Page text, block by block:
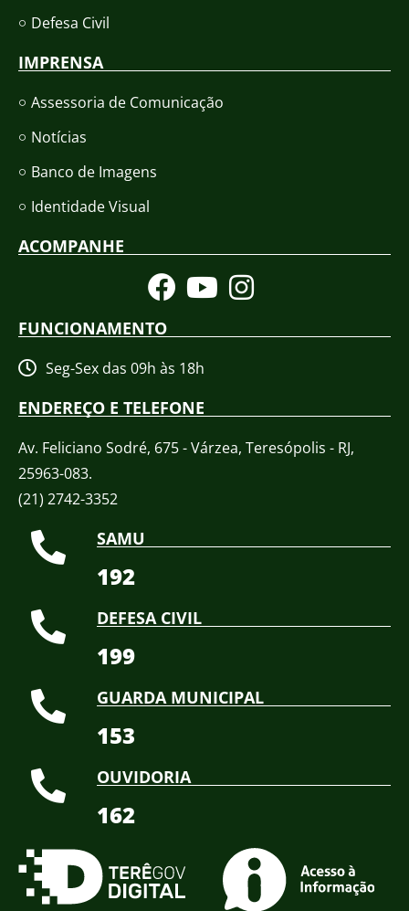
Defesa Civil
IMPRENSA
Assessoria de Comunicação
Notícias
Banco de Imagens
Identidade Visual
ACOMPANHE
FUNCIONAMENTO
Seg-Sex das 09h às 18h
ENDEREÇO E TELEFONE
Av. Feliciano Sodré, 675 - Várzea, Teresópolis - RJ,
25963-083.
(21) 2742-3352​
SAMU
192
DEFESA CIVIL
199
GUARDA MUNICIPAL
153
OUVIDORIA
162